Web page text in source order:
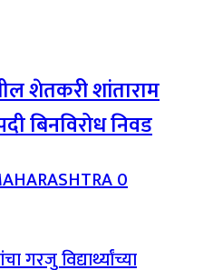
शेतकरी शांताराम
बिनविरोध निवड
0